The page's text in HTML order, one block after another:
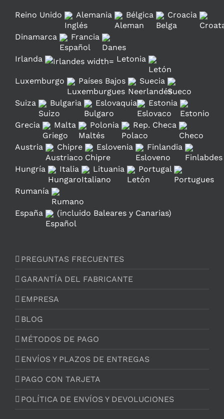
Reino Unido Alemania Bélgica Croacia
Dinamarca Francia
Irlanda Letonia
Luxemburgo Países Bajos Suecia
Suiza Bulgaria Eslovaquia Estonia
Grecia Malta Polonia Rep. Checa
Austria Chipre Eslovenia Finlandia
Hungría Italia Lituania Portugal
Rumanía
España (incluido Baleares y Canarias)
PREGUNTAS FRECUENTES
GARANTÍA DEL FABRICANTE
EMPRESA
BLOG
MÉTODOS DE PAGO
ENVÍOS Y PLAZOS DE ENTREGAS
PAGO CON TARJETA
POLÍTICA DE ENVÍOS Y DEVOLUCIONES